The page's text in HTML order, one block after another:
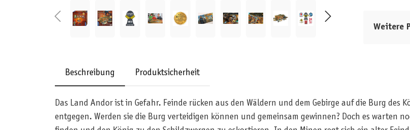
Weitere
Beschreibung Produktsicherheit
Das Land Andor ist in Gefahr. Feinde rücken aus den Wäldern und dem Gebirge auf die Burg
entgegen. Werden sie die Burg verteidigen können und gemeinsam gewinnen? Doch es warten